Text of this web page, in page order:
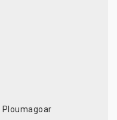
Ploumagoar